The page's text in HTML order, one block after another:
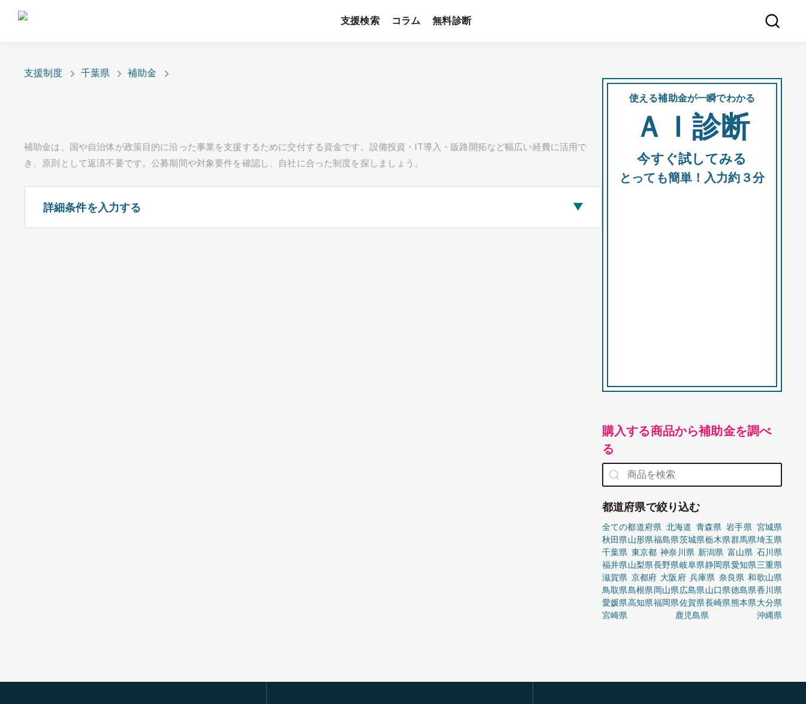
支援検索 コラム 無料診断
支援制度 千葉県 補助金
補助金は、国や自治体が政策目的に沿った事業を支援するために交付する資金です。設備投資・IT導入・販路開拓など幅広い経費に活用で
き、原則として返済不要です。公募期間や対象要件を確認し、自社に合った制度を探しましょう。
詳細条件を入力する ▶
使える補助金が一瞬でわかる
ＡＩ診断
今すぐ試してみる
とっても簡単！入力約３分
購入する商品から補助金を調べ
る
都道府県で絞り込む
全ての都道府県 北海道 青森県 岩手県 宮城県
秋田県山形県福島県茨城県栃木県群馬県埼玉県
千葉県 東京都 神奈川県 新潟県 富山県 石川県
福井県山梨県長野県岐阜県静岡県愛知県三重県
滋賀県 京都府 大阪府 兵庫県 奈良県 和歌山県
鳥取県島根県岡山県広島県山口県徳島県香川県
愛媛県高知県福岡県佐賀県長崎県熊本県大分県
宮崎県
鹿児島県 沖縄県